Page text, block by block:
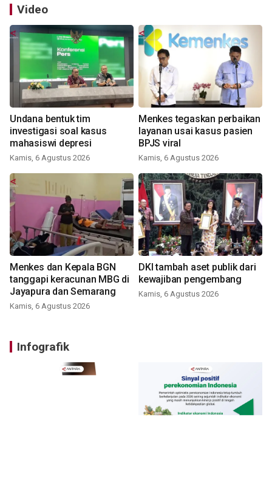
Video
Undana bentuk tim
investigasi soal kasus
mahasiswi depresi
Kamis, 6 Agustus 2026
Menkes tegaskan perbaikan
layanan usai kasus pasien
BPJS viral
Kamis, 6 Agustus 2026
Menkes dan Kepala BGN
tanggapi keracunan MBG di
Jayapura dan Semarang
Kamis, 6 Agustus 2026
DKI tambah aset publik dari
kewajiban pengembang
Kamis, 6 Agustus 2026
Infografik